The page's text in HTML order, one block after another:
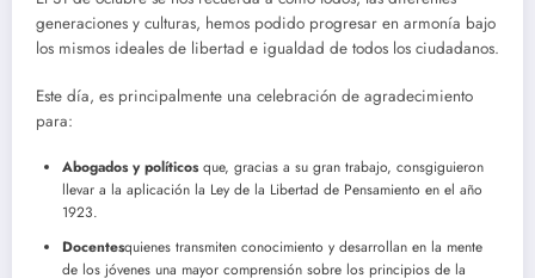
generaciones y culturas, hemos podido progresar en armonía bajo
los mismos ideales de libertad e igualdad de todos los ciudadanos.
Este día, es principalmente una celebración de agradecimiento
para:
Abogados y políticosque, gracias a su gran trabajo, consgiguieron
llevar a la aplicación la Ley de la Libertad de Pensamiento en el año
1923.
Docentesquienes transmiten conocimiento y desarrollan en la mente
de los jóvenes una mayor comprensión sobre los principios de la